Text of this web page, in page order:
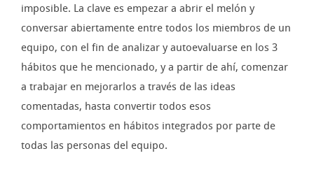
imposible. La clave es empezar a abrir el melón y
conversar abiertamente entre todos los miembros de un
equipo, con el fin de analizar y autoevaluarse en los 3
hábitos que he mencionado, y a partir de ahí, comenzar
a trabajar en mejorarlos a través de las ideas
comentadas, hasta convertir todos esos
comportamientos en hábitos integrados por parte de
todas las personas del equipo.